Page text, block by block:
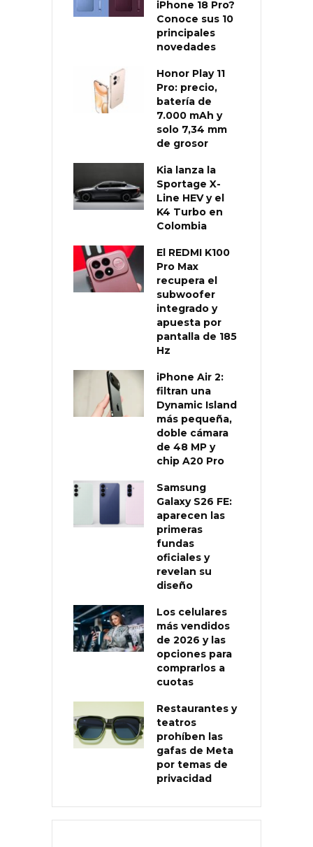
iPhone 18 Pro?
Conoce sus 10
principales
novedades
Honor Play 11
Pro: precio,
batería de
7.000 mAh y
solo 7,34 mm
de grosor
Kia lanza la
Sportage X-
Line HEV y el
K4 Turbo en
Colombia
El REDMI K100
Pro Max
recupera el
subwoofer
integrado y
apuesta por
pantalla de 185
Hz
iPhone Air 2:
filtran una
Dynamic Island
más pequeña,
doble cámara
de 48 MP y
chip A20 Pro
Samsung
Galaxy S26 FE:
aparecen las
primeras
fundas
oficiales y
revelan su
diseño
Los celulares
más vendidos
de 2026 y las
opciones para
comprarlos a
cuotas
Restaurantes y
teatros
prohíben las
gafas de Meta
por temas de
privacidad